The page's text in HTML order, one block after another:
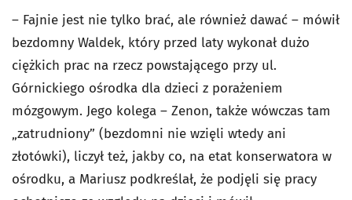
– Fajnie jest nie tylko brać, ale również dawać – mówił
bezdomny Waldek, który przed laty wykonał dużo
ciężkich prac na rzecz powstającego przy ul.
Górnickiego ośrodka dla dzieci z porażeniem
mózgowym. Jego kolega – Zenon, także wówczas tam
„zatrudniony” (bezdomni nie wzięli wtedy ani
złotówki), liczył też, jakby co, na etat konserwatora w
ośrodku, a Mariusz podkreślał, że podjęli się pracy